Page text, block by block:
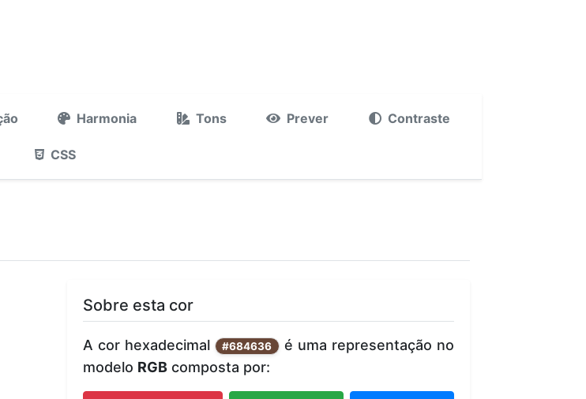
Harmonia Tons Prever Contraste
CSS
Sobre esta cor
A cor hexadecimal #684636 é uma representação no
modelo RGB composta por: